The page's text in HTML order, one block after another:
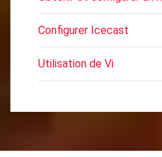
Configurer Icecast
Utilisation de Vi